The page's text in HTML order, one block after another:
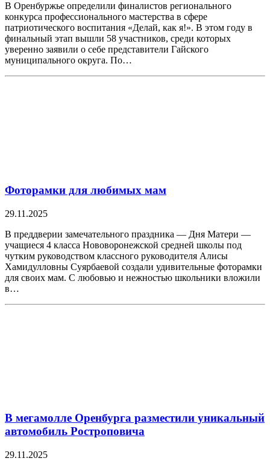
В Оренбуржье определили финалистов регионального
конкурса профессионального мастерства в сфере
патриотического воспитания «Делай, как я!». В этом году в
финальный этап вышли 58 участников, среди которых
уверенно заявили о себе представители Гайского
муниципального округа. По…
Фоторамки для любимых мам
29.11.2025
В преддверии замечательного праздника — Дня Матери —
учащиеся 4 класса Нововоронежской средней школы под
чутким руководством классного руководителя Алисы
Хамидулловны Суярбаевой создали удивительные фоторамки
для своих мам. С любовью и нежностью школьники вложили
в…
В мегамолле Оренбурга разместили уникальный
автомобиль Ростроповича
29.11.2025